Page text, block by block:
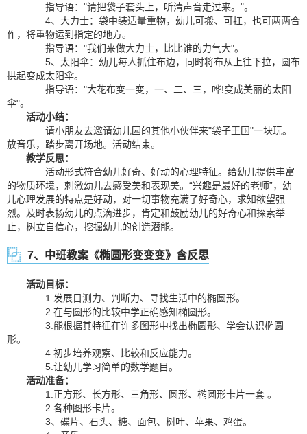
指导语："请把袋子套头上，听清声音走过来。"。
4、大力士：袋中装适量重物，幼儿可搬、可扛，也可两两合
作，将重物运到指定的地方。
指导语："我们来做大力士，比比谁的力气大"。
5、太阳伞：幼儿每人抓住布边，同时将布从上往下拉，圆布
拱起变成太阳伞。
指导语："大花布变一变，一、二、三，哗!变成美丽的太阳
伞"。
活动小结：
请小朋友去邀请幼儿园的其他小伙伴来"袋子王国"一块玩。
放音乐，踏步离开场地。活动结束。
教学反思：
活动形式符合幼儿好奇、好动的心理特征。给幼儿提供丰富
的物质环境，刺激幼儿去感受美和表现美。“兴趣是最好的老师”，幼
儿心理发展的特点是好动，对一切事物充满了好奇心，求知欲望强
烈。及时表扬幼儿的点滴进步，肯定和鼓励幼儿的好奇心和探索举
止，树立自信心，挖掘幼儿的创造潜能。
7、中班教案《椭圆形变变变》含反思
活动目标：
1.发展目测力、判断力、寻找生活中的椭圆形。
2.在与圆形的比较中学正确感知椭圆形。
3.能根据其特征在许多图形中找出椭圆形、学会认识椭圆
形。
4.初步培养观察、比较和反应能力。
5.让幼儿学习简单的数学题目。
活动准备：
1.正方形、长方形、三角形、圆形、椭圆形卡片一套 。
2.各种图形卡片。
3、碟片、石头、糖、面包、树叶、苹果、鸡蛋。